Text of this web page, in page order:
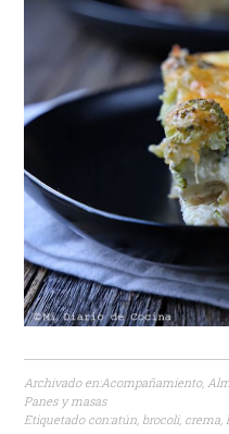
Archivado en:Acompañamiento,
Panes y masas
Etiquetado con:atún, brocoli, crema,